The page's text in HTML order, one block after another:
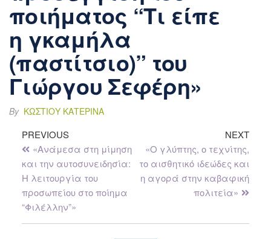
ποιήματος “Τι είπε
η γκαμήλα
(παστίτσιο)” του
Γιώργου Σεφέρη»
By ΚΩΣΤΊΟΥ ΚΑΤΕΡΊΝΑ
PREVIOUS
«Ανάμεσα στη μίμηση
και την αυτοσυνειδησία:
Η λειτουργία του
προσωπείου στο ποίημα
“Φιλέλλην”»
NEXT
«Ο γλύπτης, ο τεχνίτης,
το αισθητικό ιδεώδες και
η αγορά στην καβαφική
πολιτεία»